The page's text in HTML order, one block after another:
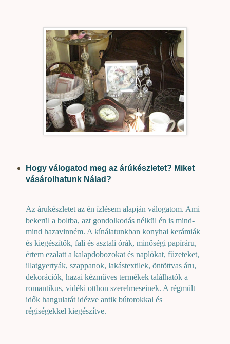
Hogy válogatod meg az árúkészletet? Miket
vásárolhatunk Nálad?
Az árukészletet az én ízlésem alapján válogatom. Ami
bekerül a boltba, azt gondolkodás nélkül én is mind-
mind hazavinném. A kínálatunkban konyhai kerámiák
és kiegészítők, fali és asztali órák, minőségi papíráru,
értem ezalatt a kalapdobozokat és naplókat, füzeteket,
illatgyertyák, szappanok, lakástextilek, öntöttvas áru,
dekorációk, hazai kézműves termékek találhatók a
romantikus, vidéki otthon szerelmeseinek. A régmúlt
idők hangulatát idézve antik bútorokkal és
régiségekkel kiegészítve.